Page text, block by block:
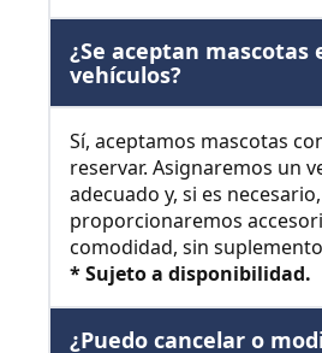
¿Se aceptan mascotas
vehículos?
Sí, aceptamos mascotas
reservar. Asignaremos un
adecuado y, si es necesario,
proporcionaremos
comodidad, sin
* Sujeto a disponibilidad.
¿Puedo cancelar o